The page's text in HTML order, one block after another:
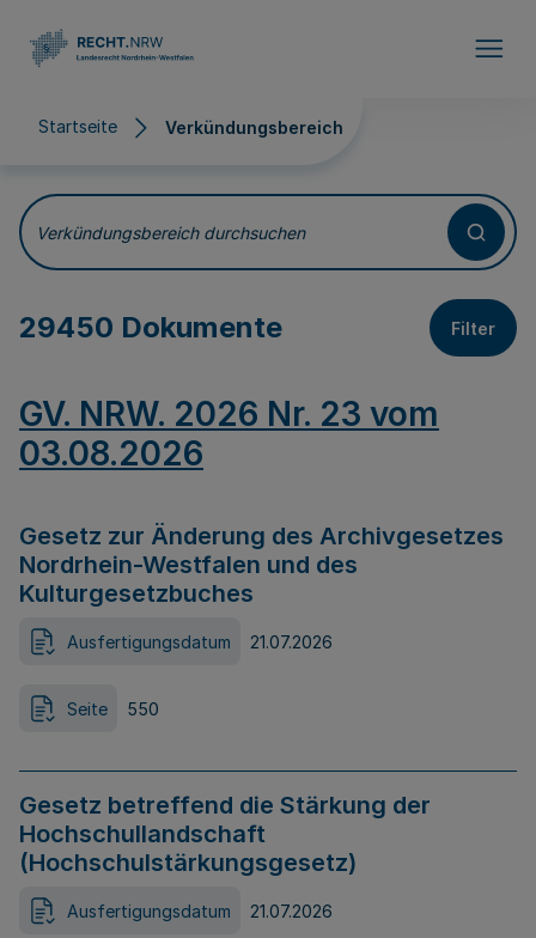
Startseite Verkündungsbereich
Verkündungsbereich
Verkündungsbereich durchsuchen
29450 Dokumente Filter
GV. NRW. 2026 Nr. 23 vom
03.08.2026
Gesetz zur Änderung des Archivgesetzes
Nordrhein-Westfalen und des
Kulturgesetzbuches
Ausfertigungsdatum 21.07.2026
Seite 550
Gesetz betreffend die Stärkung der
Hochschullandschaft
(Hochschulstärkungsgesetz)
Ausfertigungsdatum 21.07.2026